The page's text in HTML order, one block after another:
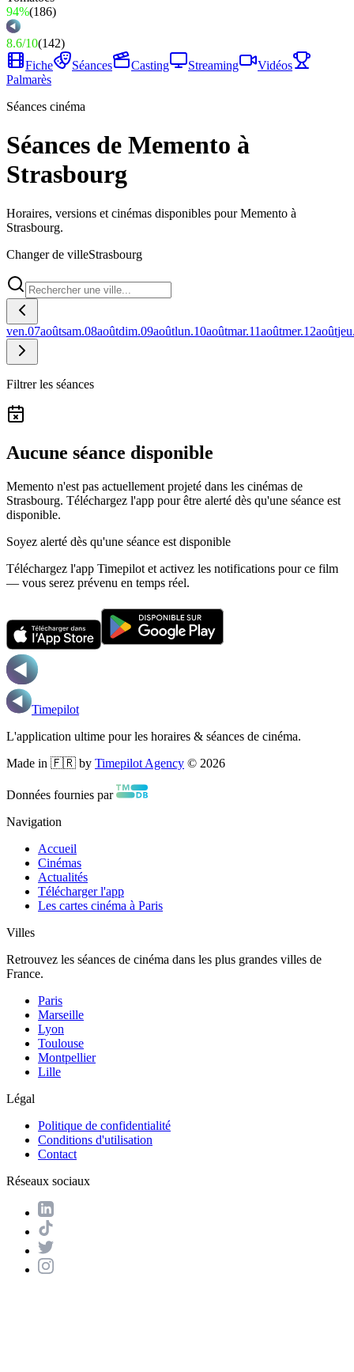
94%(186)
8.6/10(142)
Fiche
Séances Casting Streaming
Vidéos
Palmarès
Séances cinéma
Séances de Memento à
Strasbourg
Horaires, versions et cinémas disponibles pour Memento à
Strasbourg.
Changer de villeStrasbourg
ven.07aoûtsam.08aoûtdim.09aoûtlun.10aoûtmar.11aoûtmer.12août
Filtrer les séances
Aucune séance disponible
Memento n'est pas actuellement projeté dans les cinémas de
Strasbourg. Téléchargez l'app pour être alerté dès qu'une séance est
disponible.
Soyez alerté dès qu'une séance est disponible
Téléchargez l'app Timepilot et activez les notifications pour ce film
— vous serez prévenu en temps réel.
Timepilot
L'application ultime pour les horaires & séances de cinéma.
Made in 🇫🇷 by Timepilot Agency © 2026
Données fournies par
Navigation
Accueil
Cinémas
Actualités
Télécharger l'app
Les cartes cinéma à Paris
Villes
Retrouvez les séances de cinéma dans les plus grandes villes de
France.
Paris
Marseille
Lyon
Toulouse
Montpellier
Lille
Légal
Politique de confidentialité
Conditions d'utilisation
Contact
Réseaux sociaux